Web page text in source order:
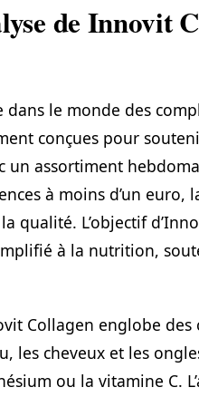
de Innovit
le monde des
conçues pour
un assortiment
à moins d’un euro,
qualité. L’objectif
à la nutrition,
Collagen englobe
les cheveux et les
ou la vitamine C.